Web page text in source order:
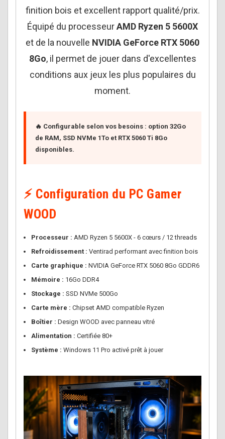
finition bois et excellent rapport qualité/prix.
Équipé du processeurAMD Ryzen 5 5600X
et de la nouvelle NVIDIA GeForce RTX 5060
8Go, il permet de jouer dans d'excellentes
conditions aux jeux les plus populaires du
moment.
🔥 Configurable selon vos besoins : option 32Go
de RAM, SSD NVMe 1To et RTX 5060 Ti 8Go
disponibles.
⚡ Configuration du PC Gamer
WOOD
Processeur : AMD Ryzen 5 5600X - 6 cœurs / 12 threads
Refroidissement : Ventirad performant avec finition bois
Carte graphique : NVIDIA GeForce RTX 5060 8Go GDDR6
Mémoire : 16Go DDR4
Stockage : SSD NVMe 500Go
Carte mère : Chipset AMD compatible Ryzen
Boîtier : Design WOOD avec panneau vitré
Alimentation : Certifiée 80+
Système : Windows 11 Pro activé prêt à jouer